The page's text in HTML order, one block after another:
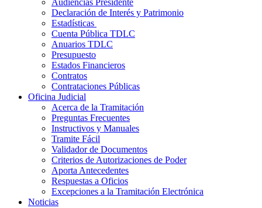
Audiencias Presidente
Declaración de Interés y Patrimonio
Estadísticas
Cuenta Pública TDLC
Anuarios TDLC
Presupuesto
Estados Financieros
Contratos
Contrataciones Públicas
Oficina Judicial
Acerca de la Tramitación
Preguntas Frecuentes
Instructivos y Manuales
Tramite Fácil
Validador de Documentos
Criterios de Autorizaciones de Poder
Aporta Antecedentes
Respuestas a Oficios
Excepciones a la Tramitación Electrónica
Noticias